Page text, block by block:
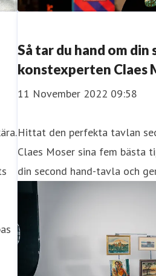
Så tar du hand om din
konstexperten Claes
11 November 2022 09:58
Hittat den perfekta tavlan
Claes Moser sina fem bästa
din second hand-tavla och